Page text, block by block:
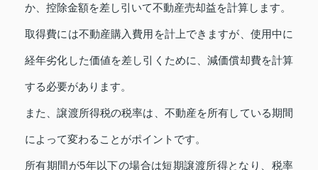
か、控除金額を差し引いて不動産売却益を計算します。
取得費には不動産購入費用を計上できますが、使用中に
経年劣化した価値を差し引くために、減価償却費を計算
する必要があります。
また、譲渡所得税の税率は、不動産を所有している期間
によって変わることがポイントです。
所有期間が5年以下の場合は短期譲渡所得となり、税率